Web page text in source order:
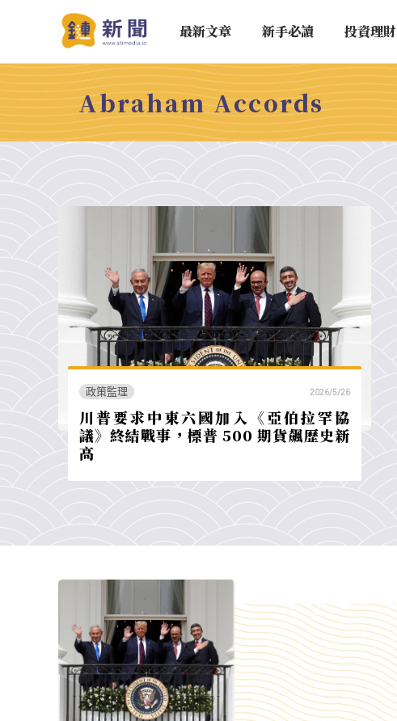
最新文章 新手必讀 投資理財
Abraham Accords
政策監理 2026/5/26
川普要求中東六國加入《亞伯拉罕協
議》終結戰事，標普 500 期貨飆歷史新
高